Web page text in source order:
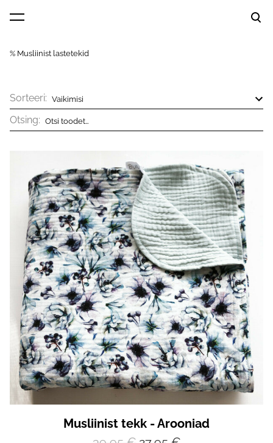
lisati ostukorvi.
% Musliinist lastetekid
Sorteeri:
Otsing:
Musliinist tekk - Arooniad